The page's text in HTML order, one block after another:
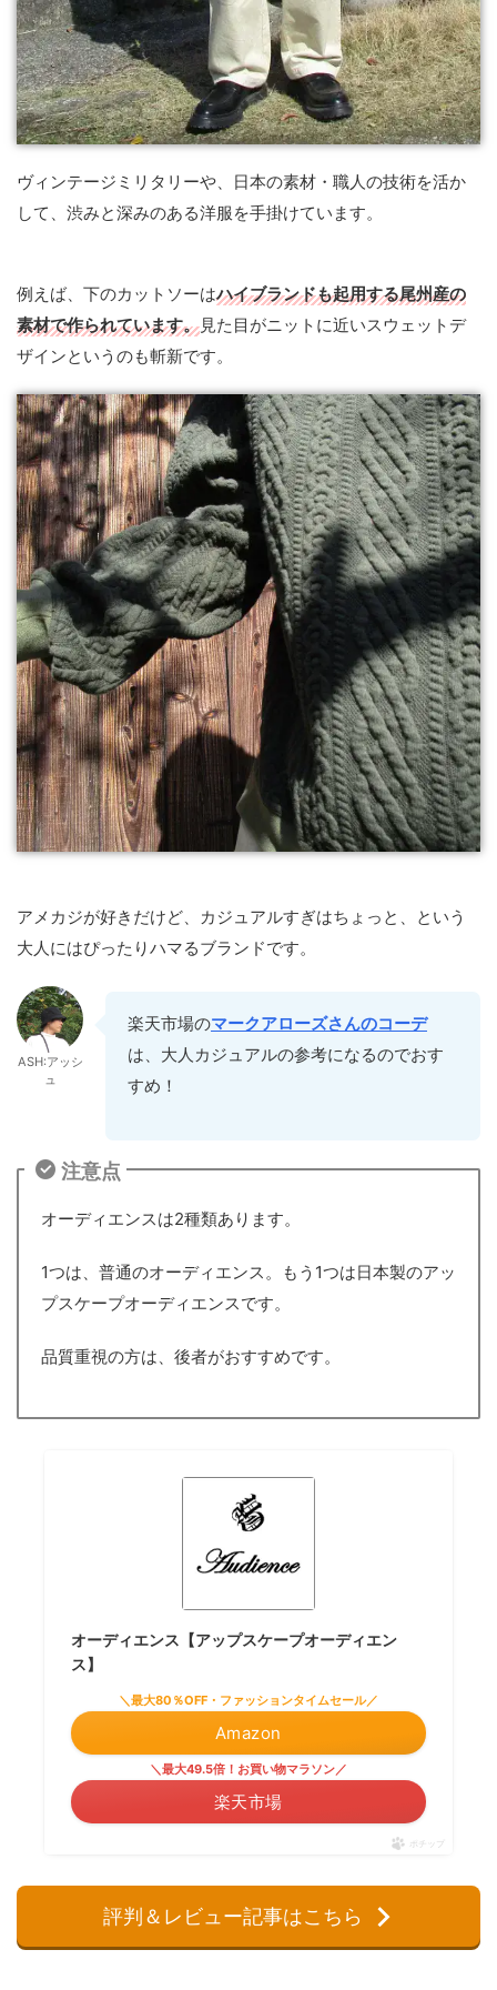
ヴィンテージミリタリーや、日本の素材・職人の技術を活か
して、渋みと深みのある洋服を手掛けています。
例えば、下のカットソーはハイブランドも起用する尾州産の
素材で作られています。見た目がニットに近いスウェットデ
ザインというのも斬新です。
アメカジが好きだけど、カジュアルすぎはちょっと、という
大人にはぴったりハマるブランドです。
ASH:アッシ
ュ
楽天市場のマークアローズさんのコーデ
は、大人カジュアルの参考になるのでおす
すめ！
注意点
オーディエンスは2種類あります。
1つは、普通のオーディエンス。もう1つは日本製のアッ
プスケープオーディエンスです。
品質重視の方は、後者がおすすめです。
オーディエンス【アップスケープオーディエン
ス】
＼最大80％OFF・ファッションタイムセール／
Amazon
＼最大49.5倍！お買い物マラソン／
楽天市場
ポチップ
評判＆レビュー記事はこちら